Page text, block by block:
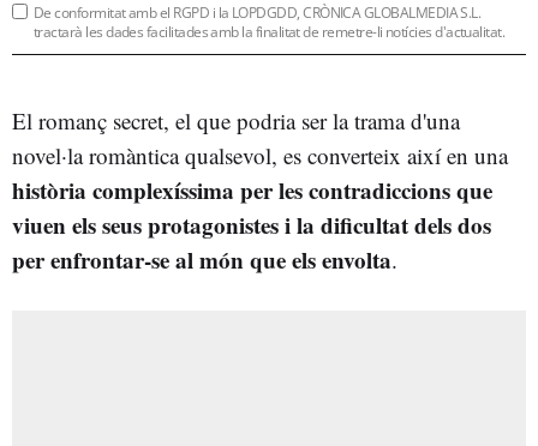
De conformitat amb el RGPD i la LOPDGDD, CRÒNICA GLOBALMEDIA S.L.
tractarà les dades facilitades amb la finalitat de remetre-li notícies d'actualitat.
El romanç secret, el que podria ser la trama d'una
novel·la romàntica qualsevol, es converteix així en una
història complexíssima per les contradiccions que
viuen els seus protagonistes i la dificultat dels dos
per enfrontar-se al món que els envolta.